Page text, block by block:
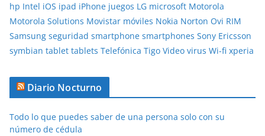
hp Intel iOS ipad iPhone juegos LG microsoft Motorola
Motorola Solutions Movistar móviles Nokia Norton Ovi RIM
Samsung seguridad smartphone smartphones Sony Ericsson
symbian tablet tablets Telefónica Tigo Video virus Wi-fi xperia
Diario Nocturno
Todo lo que puedes saber de una persona solo con su
número de cédula